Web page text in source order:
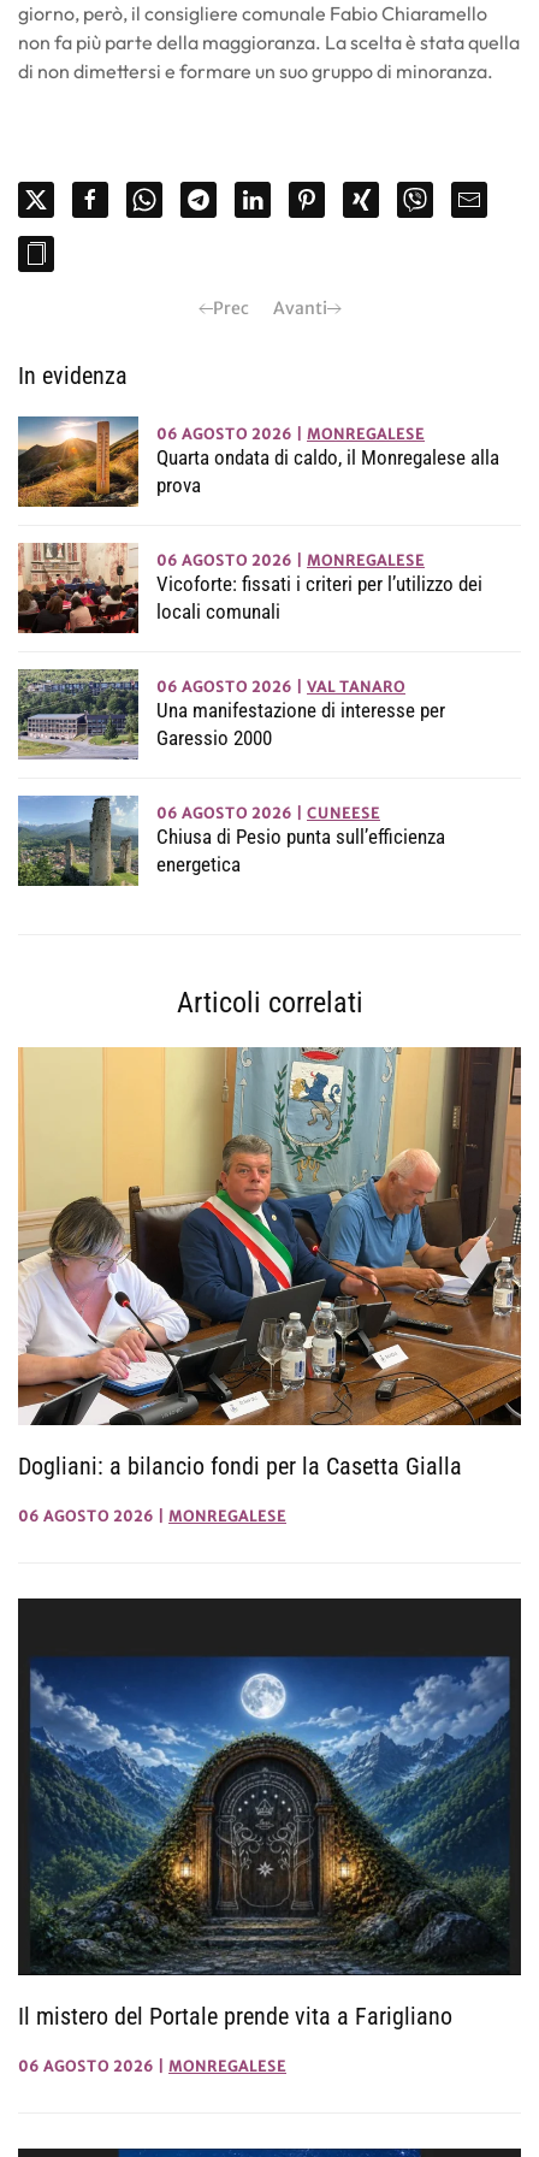
giorno, però, il consigliere comunale Fabio Chiaramello
non fa più parte della maggioranza. La scelta è stata quella
di non dimettersi e formare un suo gruppo di minoranza.
Prec Avanti
In evidenza
06 AGOSTO 2026 MONREGALESE
Quarta ondata di caldo, il Monregalese alla
prova
06 AGOSTO 2026 MONREGALESE
Vicoforte: fissati i criteri per l’utilizzo dei
locali comunali
06 AGOSTO 2026 VAL TANARO
Una manifestazione di interesse per
Garessio 2000
06 AGOSTO 2026 CUNEESE
Chiusa di Pesio punta sull’efficienza
energetica
Articoli correlati
Dogliani: a bilancio fondi per la Casetta Gialla
06 AGOSTO 2026 MONREGALESE
Il mistero del Portale prende vita a Farigliano
06 AGOSTO 2026 MONREGALESE